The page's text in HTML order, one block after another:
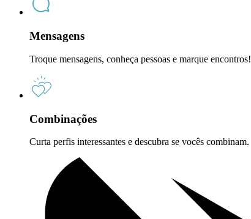
Mensagens
Troque mensagens, conheça pessoas e marque encontros!
Combinações
Curta perfis interessantes e descubra se vocês combinam.